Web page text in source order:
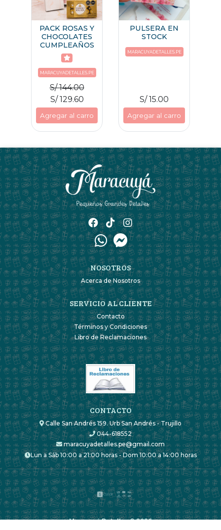
PACK ROSAS Y
CHOCOLATES
CUMPLEAÑOS
MARACUYADETALLES.PE
S/ 144.00
S/ 129.60
Agregar al carro
PULSERA EN
STOCK
MARACUYADETALLES.PE
S/ 15.00
Agregar al carro
NOSOTROS
Acerca de Nosotros
SERVICIO AL CLIENTE
Contacto
Términos y Condiciones
Libro de Reclamaciones
CONTACTO
Calle San Andrés 159. Urb San Andrés - Trujillo
044-618552
maracuyadetalles.pe@gmail.com
Lun a Sáb 10:00 a 21:00 horas - Dom 10:00 a 14:00 horas
Maracuyá Detalles © 2026